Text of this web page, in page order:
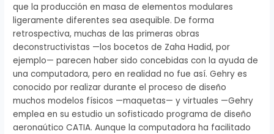
que la producción en masa de elementos modulares
ligeramente diferentes sea asequible. De forma
retrospectiva, muchas de las primeras obras
deconstructivistas —los bocetos de Zaha Hadid, por
ejemplo— parecen haber sido concebidas con la ayuda de
una computadora, pero en realidad no fue así. Gehry es
conocido por realizar durante el proceso de diseño
muchos modelos físicos —maquetas— y virtuales —Gehry
emplea en su estudio un sofisticado programa de diseño
aeronaútico CATIA. Aunque la computadora ha facilitado